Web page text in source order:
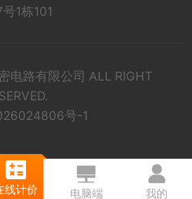
号1栋101
电路有限公司 ALL RIGHT
号-1
线计价 电脑端 我的